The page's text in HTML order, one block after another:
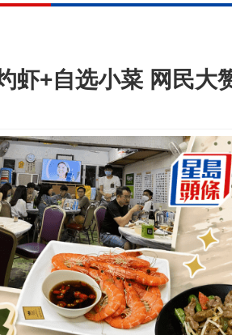
虾+自选小菜 网民大